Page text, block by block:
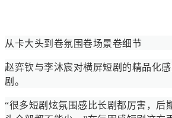
从卡大头到卷氛围卷场景卷细节
赵弈钦与李沐宸对横屏短剧的精品化
剧。
“很多短剧炫氛围感比长剧都厉害，后